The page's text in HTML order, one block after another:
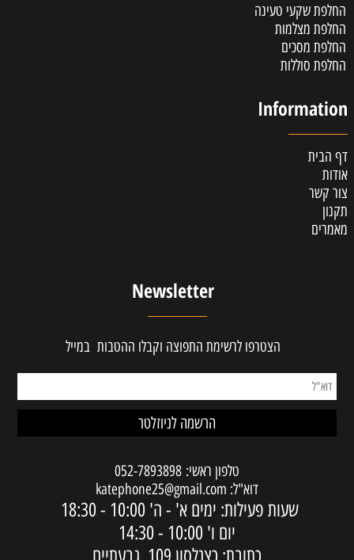
החלפת שקעי טעינה
החלפת מצלמות
החלפת מסכים
החלפת סוללות
Information
דף הבית
אודות
צור קשר
תקנון
מאמרים
Newsletter
הצטרפו לרשימת התפוצה וקבלו ההטבות במייל
טלפון ראשי: 052-7893898
דוא"ל: katephone25@gmail.com
שעות פעילות: ימים א' - ה' 10:00 - 18:30
יום ו' 10:00 - 14:30